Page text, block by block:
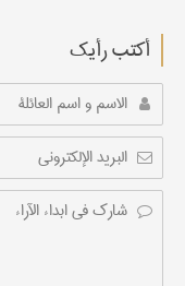
أکتب رأیك